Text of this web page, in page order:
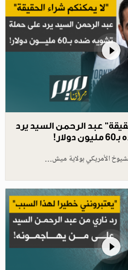
عبد الرحمن السيد يرد
الأمريكي بولاية ميش…